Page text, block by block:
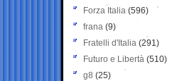
Forza Italia (596)
frana (9)
Fratelli d'Italia (291)
Futuro e Libertà (510)
g8 (25)